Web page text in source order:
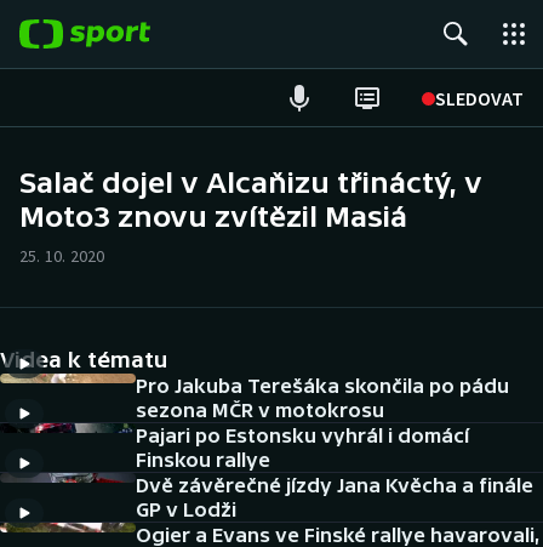
SLEDOVAT
Hokej
Cyklistika
DALŠÍ SPORTY
Americký fotbal
NEPŘEHLÉDNĚTE
Salač dojel v Alcaňizu třináctý, v
Moto3 znovu zvítězil Masiá
25. 10. 2020
Videa k tématu
Pro Jakuba Terešáka skončila po pádu
sezona MČR v motokrosu
Pajari po Estonsku vyhrál i domácí
Finskou rallye
Dvě závěrečné jízdy Jana Kvěcha a finále
GP v Lodži
Ogier a Evans ve Finské rallye havarovali,